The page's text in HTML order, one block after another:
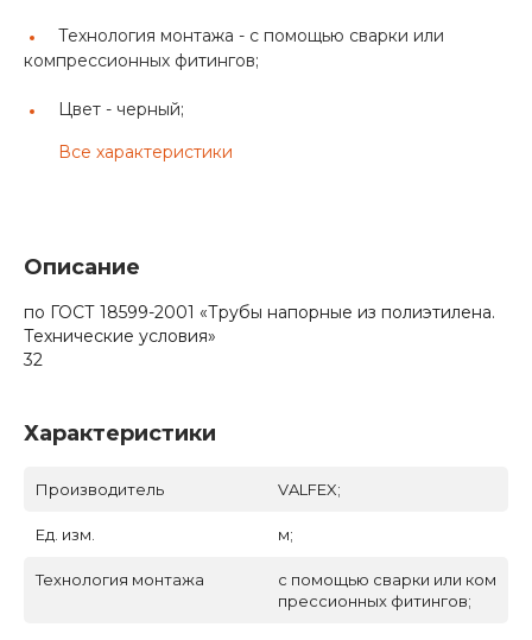
Технология монтажа - с помощью сварки или
компрессионных фитингов;
Цвет - черный;
Все характеристики
Описание
по ГОСТ 18599-2001 «Трубы напорные из полиэтилена.
Технические условия»
32
Характеристики
Производитель VALFEX;
Ед. изм. м;
Технология монтажа
с помощью сварки или ком
прессионных фитингов;